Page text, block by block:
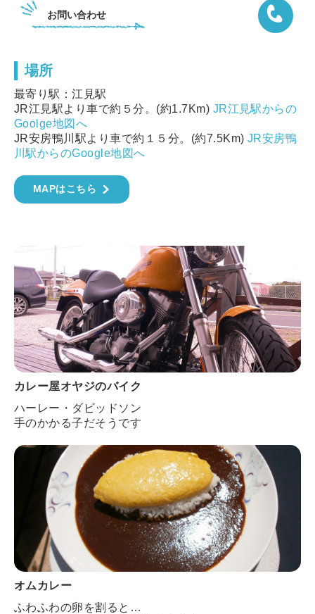
お問い合わせ
場所
最寄り駅：江見駅
JR江見駅より車で約５分。(約1.7Km) JR江見駅からの
Goolge地図へ
JR安房鴨川駅より車で約１５分。(約7.5Km) JR安房鴨
川駅からのGoogle地図へ
MAPはこちら
カレー屋オヤジのバイク
ハーレー・ダビッドソン
手のかかる子だそうです
オムカレー
ふわふわの卵を割ると…